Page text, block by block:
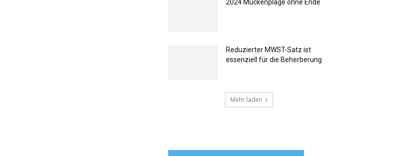
2024 Mückenplage ohne Ende
Reduzierter MWST-Satz ist
essenziell für die Beherberung
Mehr laden